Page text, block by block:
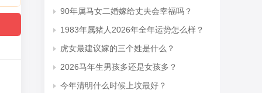
90年属马女二婚嫁给丈夫会幸福吗？
1983年属猪人2026年全年运势怎么样？
虎女最建议嫁的三个姓是什么？
2026马年生男孩多还是女孩多？
今年清明什么时候上坟最好？